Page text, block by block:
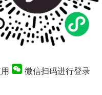
微信扫码进行登录